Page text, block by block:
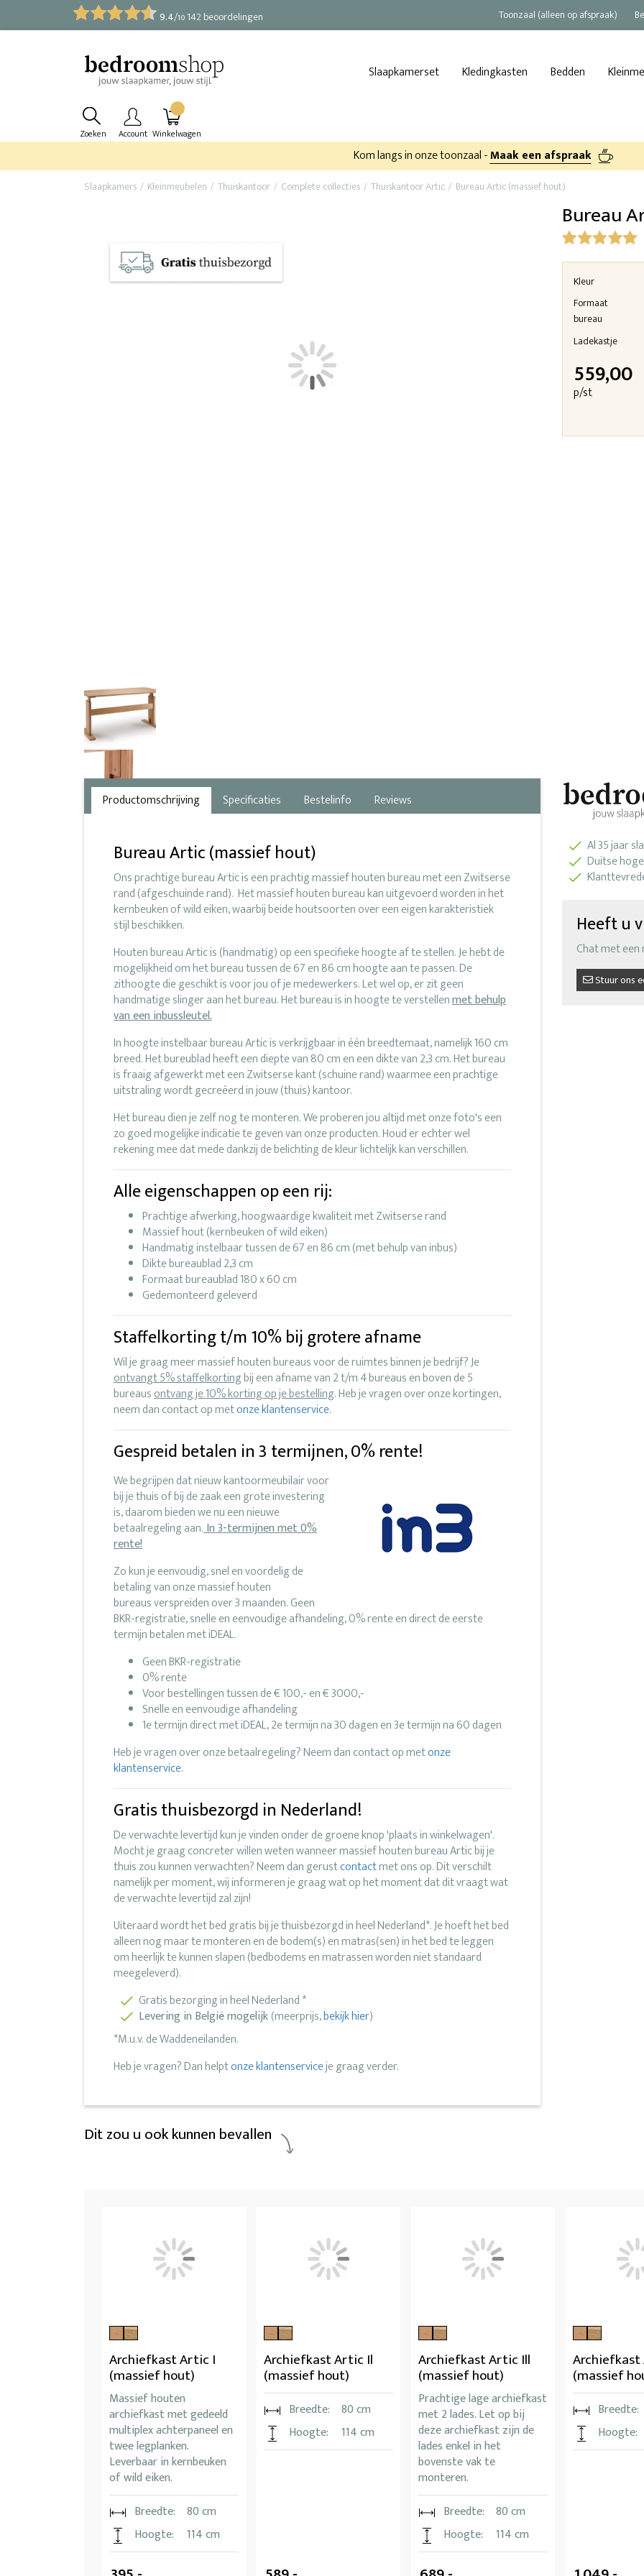
9.4/10 142 beoordelingen Toonzaal (alleen op afspraak)
Slaapkamerset Kledingkasten Bedden
Zoeken Account Winkelwagen
Kom langs in onze toonzaal -Maak een afspraak
Slaapkamers Kleinmeubelen Thuiskantoor Complete collecties Thuiskantoor Artic Bureau Artic (massief hout)
Bureau
Kleur
Formaat
bureau
Ladekastje
559,00
p/st
Productomschrijving Specificaties Bestelinfo Reviews
Bureau Artic (massief hout)
Ons prachtige bureau Artic is een prachtig massief houten bureau met een Zwitserse
rand (afgeschuinde rand). Het massief houten bureau kan uitgevoerd worden in het
kernbeuken of wild eiken, waarbij beide houtsoorten over een eigen karakteristiek
stijl beschikken.
Houten bureau Artic is (handmatig) op een specifieke hoogte af te stellen. Je hebt de
mogelijkheid om het bureau tussen de 67 en 86 cm hoogte aan te passen. De
zithoogte die geschikt is voor jou of je medewerkers. Let wel op, er zit geen
handmatige slinger aan het bureau. Het bureau is in hoogte te verstellenmet behulp
van een inbussleutel.
In hoogte instelbaar bureau Artic is verkrijgbaar in één breedtemaat, namelijk 160 cm
breed. Het bureublad heeft een diepte van 80 cm en een dikte van 2,3 cm. Het bureau
is fraaig afgewerkt met een Zwitserse kant (schuine rand) waarmee een prachtige
uitstraling wordt gecreëerd in jouw (thuis) kantoor.
Het bureau dien je zelf nog te monteren. We proberen jou altijd met onze foto's een
zo goed mogelijke indicatie te geven van onze producten. Houd er echter wel
rekening mee dat mede dankzij de belichting de kleur lichtelijk kan verschillen.
Alle eigenschappen op een rij:
Prachtige afwerking, hoogwaardige kwaliteit met Zwitserse rand
Massief hout (kernbeuken of wild eiken)
Handmatig instelbaar tussen de 67 en 86 cm (met behulp van inbus)
Dikte bureaublad 2,3 cm
Formaat bureaublad 180 x 60 cm
Gedemonteerd geleverd
Staffelkorting t/m 10% bij grotere afname
Wil je graag meer massief houten bureaus voor de ruimtes binnen je bedrijf? Je
ontvangt 5% staffelkortingbij een afname van 2 t/m 4 bureaus en boven de 5
bureausontvang je 10% korting op je bestelling. Heb je vragen over onze kortingen,
neem dan contact op metonze klantenservice.
Gespreid betalen in 3 termijnen, 0% rente!
We begrijpen dat nieuw kantoormeubilair voor
bij je thuis of bij de zaak een grote investering
is, daarom bieden we nu een nieuwe
betaalregeling aan.In 3-termijnen met 0%
rente!
Zo kun je eenvoudig, snel en voordelig de
betaling van onze massief houten
bureaus verspreiden over 3 maanden. Geen
BKR-registratie, snelle en eenvoudige afhandeling, 0% rente en direct de eerste
termijn betalen met iDEAL.
Geen BKR-registratie
0% rente
Voor bestellingen tussen de € 100,- en € 3000,-
Snelle en eenvoudige afhandeling
1e termijn direct met iDEAL, 2e termijn na 30 dagen en 3e termijn na 60 dagen
Heb je vragen over onze betaalregeling? Neem dan contact op metonze
klantenservice.
Gratis thuisbezorgd in Nederland!
De verwachte levertijd kun je vinden onder de groene knop 'plaats in winkelwagen'.
Mocht je graag concreter willen weten wanneer massief houten bureau Artic bij je
thuis zou kunnen verwachten? Neem dan gerustcontactmet ons op. Dit verschilt
namelijk per moment, wij informeren je graag wat op het moment dat dit vraagt wat
de verwachte levertijd zal zijn!
Uiteraard wordt het bed gratis bij je thuisbezorgd in heel Nederland*. Je hoeft het bed
alleen nog maar te monteren en de bodem(s) en matras(sen) in het bed te leggen
om heerlijk te kunnen slapen (bedbodems en matrassen worden niet standaard
meegeleverd).
Gratis bezorging in heel Nederland *
Levering in België mogelijk(meerprijs,bekijk hier)
*M.u.v. de Waddeneilanden.
Heb je vragen? Dan helptonze klantenserviceje graag verder.
Al 35 jaar
Duitse
Heeft u
Chat met
Stuur ons
Dit zou u ook kunnen bevallen
Archiefkast Artic I
(massief hout)
Massief houten
archiefkast met gedeeld
multiplex achterpaneel en
twee legplanken.
Leverbaar in kernbeuken
of wild eiken.
Breedte:
80 cm
Hoogte:
114 cm
Archiefkast Artic Il
(massief hout)
Breedte:
80 cm
Hoogte:
114 cm
Archiefkast Artic Ill
(massief hout)
Prachtige lage archiefkast
met 2 lades. Let op bij
deze archiefkast zijn de
lades enkel in het
bovenste vak te
monteren.
Breedte:
80 cm
Hoogte:
114 cm
(massief
Breedte:
Hoogte: